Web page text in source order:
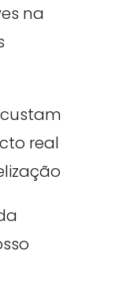
na
real